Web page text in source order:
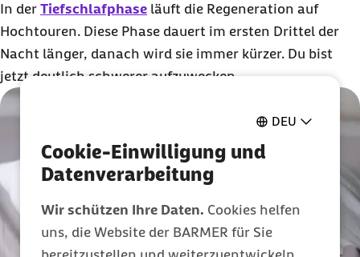
DEU
Cookie-Einwilligung und
Datenverarbeitung
Wir schützen Ihre Daten. Cookies helfen
uns, die Website der BARMER für Sie
In der Tiefschlafphase läuft die Regeneration auf
Hochtouren. Diese Phase dauert im ersten Drittel der
Nacht länger, danach wird sie immer kürzer. Du bist
jetzt deutlich schwerer aufzuwecken.